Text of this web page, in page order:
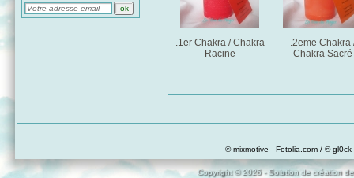
.1er Chakra / Chakra
Racine
.2eme Chakra
Chakra Sacré
© mixmotive - Fotolia.com / ©
Copyright © 2026 - Solution de création